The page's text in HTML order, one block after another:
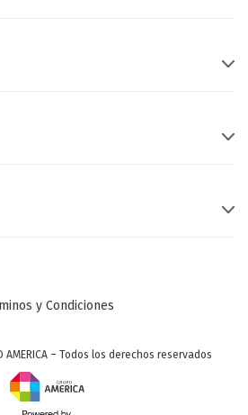
y Condiciones
AMERICA – Todos los derechos reservados